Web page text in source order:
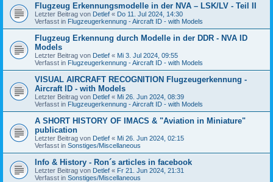
Flugzeug Erkennungsmodelle in der NVA – LSK/LV - Teil II
Letzter Beitrag von Detlef « Do 11. Jul 2024, 14:30
Verfasst in Flugzeugerkennung - Aircraft ID - with Models
Flugzeug Erkennung durch Modelle in der DDR - NVA ID
Models
Letzter Beitrag von Detlef « Mi 3. Jul 2024, 09:55
Verfasst in Flugzeugerkennung - Aircraft ID - with Models
VISUAL AIRCRAFT RECOGNITION Flugzeugerkennung -
Aircraft ID - with Models
Letzter Beitrag von Detlef « Mi 26. Jun 2024, 08:39
Verfasst in Flugzeugerkennung - Aircraft ID - with Models
A SHORT HISTORY OF IMACS & "Aviation in Miniature"
publication
Letzter Beitrag von Detlef « Mi 26. Jun 2024, 02:15
Verfasst in Sonstiges/Miscellaneous
Info & History - Ron´s articles in facebook
Letzter Beitrag von Detlef « Fr 21. Jun 2024, 21:31
Verfasst in Sonstiges/Miscellaneous